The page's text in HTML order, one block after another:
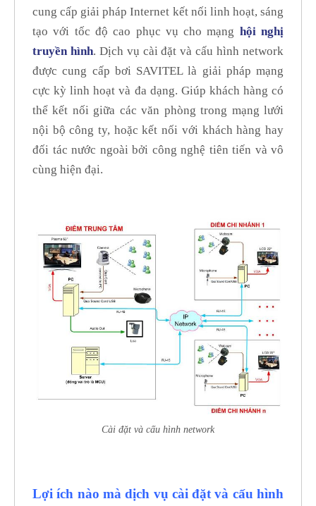
cung cấp giải pháp Internet kết nối linh hoạt, sáng
tạo với tốc độ cao phục vụ cho mạng hội nghị
truyền hình. Dịch vụ cài đặt và cấu hình network
được cung cấp bơi SAVITEL là giải pháp mạng
cực kỳ linh hoạt và đa dạng. Giúp khách hàng có
thể kết nối giữa các văn phòng trong mạng lưới
nội bộ công ty, hoặc kết nối với khách hàng hay
đối tác nước ngoài bởi công nghệ tiên tiến và vô
cùng hiện đại.
Cài đặt và cấu hình network
Lợi ích nào mà dịch vụ cài đặt và cấu hình